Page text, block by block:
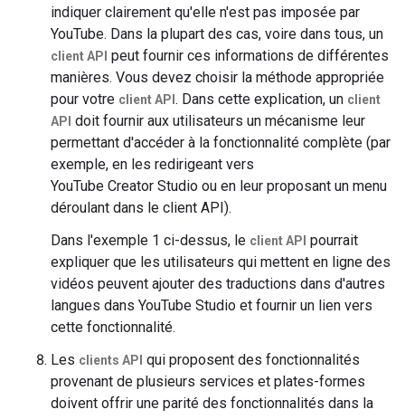
indiquer clairement qu'elle n'est pas imposée par
YouTube. Dans la plupart des cas, voire dans tous, un
client API peut fournir ces informations de différentes
manières. Vous devez choisir la méthode appropriée
pour votre client API . Dans cette explication, un client
API doit fournir aux utilisateurs un mécanisme leur
permettant d'accéder à la fonctionnalité complète (par
exemple, en les redirigeant vers
YouTube Creator Studio ou en leur proposant un menu
déroulant dans le client API).
Dans l'exemple 1 ci-dessus, le client API pourrait
expliquer que les utilisateurs qui mettent en ligne des
vidéos peuvent ajouter des traductions dans d'autres
langues dans YouTube Studio et fournir un lien vers
cette fonctionnalité.
Les clients API qui proposent des fonctionnalités
provenant de plusieurs services et plates-formes
doivent offrir une parité des fonctionnalités dans la